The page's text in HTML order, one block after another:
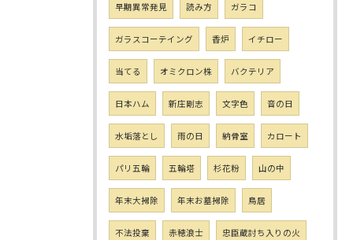
早期異常発見 読み方 ガラコ
ガラスコーテイング 香炉 イチロー
当てる オミクロン株 バクテリア
日本ハム 新庄剛志 文字色 音の日
水垢落とし 雨の日 納骨室 カロート
パリ五輪 五輪塔 杉花粉 山の中
年末大掃除 年末お墓掃除 鳥居
不法投棄 赤穂浪士 忠臣蔵討ち入りの火